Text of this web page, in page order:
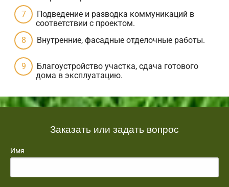
Подведение и разводка коммуникаций в
соответствии с проектом.
Внутренние, фасадные отделочные работы.
Благоустройство участка, сдача готового
дома в эксплуатацию.
Заказать или задать вопрос
Имя